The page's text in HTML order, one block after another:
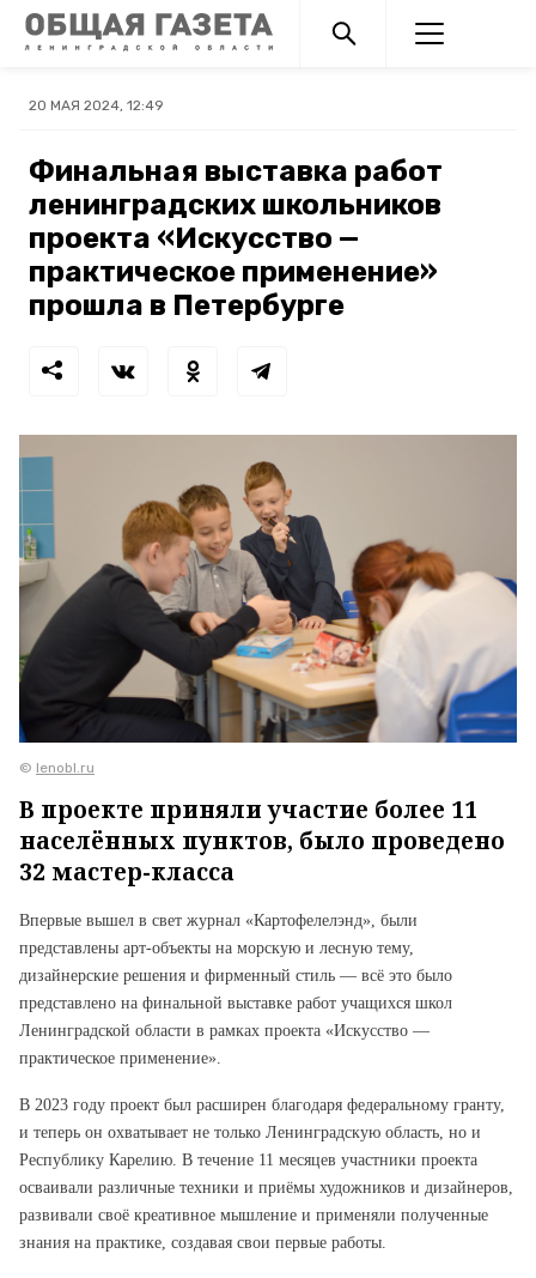
20 МАЯ 2024, 12:49
Финальная выставка работ
ленинградских школьников
проекта «Искусство —
практическое применение»
прошла в Петербурге
© lenobl.ru
В проекте приняли участие более 11
населённых пунктов, было проведено
32 мастер-класса
Впервые вышел в свет журнал «Картофелелэнд», были
представлены арт-объекты на морскую и лесную тему,
дизайнерские решения и фирменный стиль — всё это было
представлено на финальной выставке работ учащихся школ
Ленинградской области в рамках проекта «Искусство —
практическое применение».
В 2023 году проект был расширен благодаря федеральному гранту,
и теперь он охватывает не только Ленинградскую область, но и
Республику Карелию. В течение 11 месяцев участники проекта
осваивали различные техники и приёмы художников и дизайнеров,
развивали своё креативное мышление и применяли полученные
знания на практике, создавая свои первые работы.